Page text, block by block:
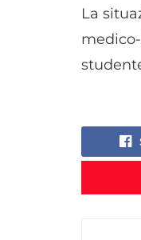
La